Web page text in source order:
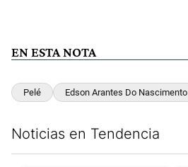
EN ESTA NOTA
Pelé Edson Arantes Do Nascimento
Noticias en Tendencia